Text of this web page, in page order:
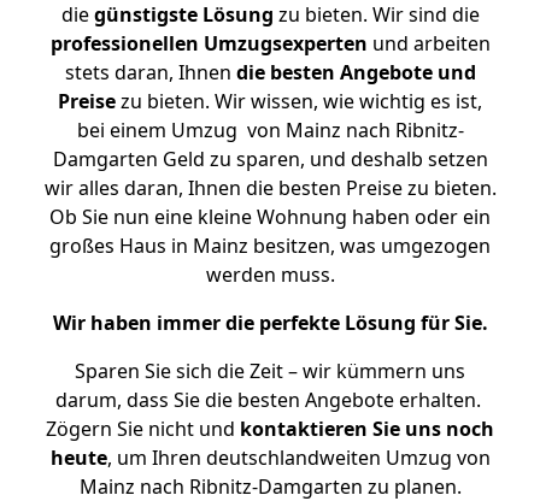
diegünstigste Lösung zu bieten. Wir sind die
professionellen Umzugsexperten und arbeiten
stets daran, Ihnen die besten Angebote und
Preisezu bieten. Wir wissen, wie wichtig es ist,
bei einem Umzug von Mainz nach Ribnitz-
Damgarten Geld zu sparen, und deshalb setzen
wir alles daran, Ihnen die besten Preise zu bieten.
Ob Sie nun eine kleine Wohnung haben oder ein
großes Haus in Mainz besitzen, was umgezogen
werden muss.
Wir haben immer die perfekte Lösung für Sie.
Sparen Sie sich die Zeit – wir kümmern uns
darum, dass Sie die besten Angebote erhalten.
Zögern Sie nicht und kontaktieren Sie uns noch
heute, um Ihren deutschlandweiten Umzug von
Mainz nach Ribnitz-Damgarten zu planen.